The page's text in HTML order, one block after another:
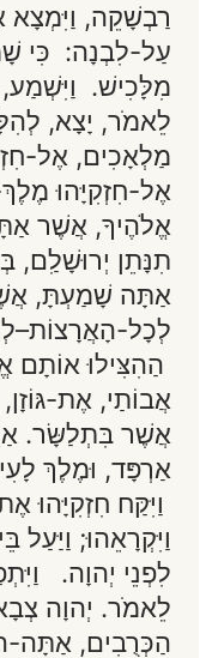
רַבְשָׁקֵה,
עַל-לִבְנָה: כִּי
מִלָּכִישׁ.
לֵאמֹר, יָצָא,
מַלְאָכִים, אֶל-
אֶל-חִזְקִיָּהוּ
אֱלֹהֶיךָ, אֲשֶׁר
תִנָּתֵן יְרוּשָׁלִַם,
אַתָּה שָׁמַעְתָּ,
לְכָל-
הַהִצִּילוּ אוֹתָם
אֲבוֹתַי, אֶת-
אֲשֶׁר בִּתְלַשָּׂר.
אַרְפָּד, וּמֶלֶךְ
וַיִּקַּח חִזְקִיָּהוּ
וַיִּקְרָאֵהוּ; וַיַּעַל
לִפְנֵי יְהוָה.
לֵאמֹר. יְהוָה
הַכְּרֻבִים, אַתָּה-